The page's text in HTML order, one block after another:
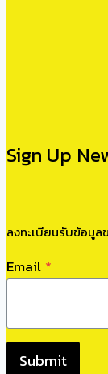
Sign Up
ลงทะเบียนรับข้อมูล
Email *
Submit